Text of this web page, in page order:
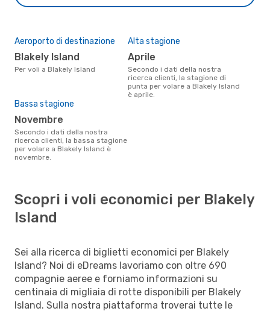
Aeroporto di destinazione
Blakely Island
Per voli a Blakely Island
Alta stagione
aprile
Secondo i dati della nostra
ricerca clienti, la stagione di
punta per volare a Blakely Island
è aprile.
Bassa stagione
novembre
Secondo i dati della nostra
ricerca clienti, la bassa stagione
per volare a Blakely Island è
novembre.
Scopri i voli economici per Blakely
Island
Sei alla ricerca di biglietti economici per Blakely
Island? Noi di eDreams lavoriamo con oltre 690
compagnie aeree e forniamo informazioni su
centinaia di migliaia di rotte disponibili per Blakely
Island. Sulla nostra piattaforma troverai tutte le